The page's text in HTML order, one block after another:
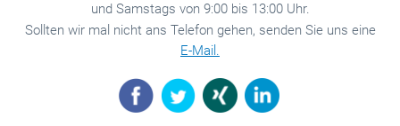
und Samstags von 9:00 bis 13:00 Uhr.
Sollten wir mal nicht ans Telefon gehen, senden Sie uns eine
E-Mail.